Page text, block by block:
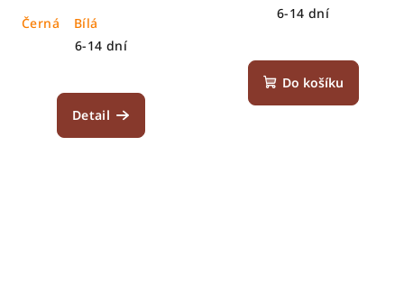
Černá
Bílá
6-14 dní
Detail
6-14 dní
Do košíku